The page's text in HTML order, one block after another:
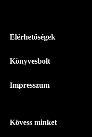
Menü
Magyar
-
Elérhetőségek
Könyvesbolt
Impresszum
Kövess minket